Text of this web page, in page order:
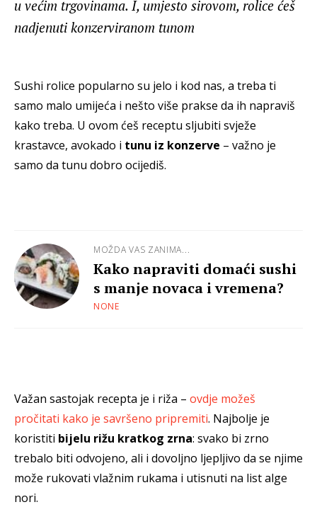
u većim trgovinama. I, umjesto sirovom, rolice ćeš
nadjenuti konzerviranom tunom
Sushi rolice popularno su jelo i kod nas, a treba ti
samo malo umijeća i nešto više prakse da ih napraviš
kako treba. U ovom ćeš receptu sljubiti svježe
krastavce, avokado i tunu iz konzerve – važno je
samo da tunu dobro ocijediš.
MOŽDA VAS ZANIMA...
Kako napraviti domaći sushi
s manje novaca i vremena?
NONE
Važan sastojak recepta je i riža – ovdje možeš
pročitati kako je savršeno pripremiti. Najbolje je
koristiti bijelu rižu kratkog zrna: svako bi zrno
trebalo biti odvojeno, ali i dovoljno ljepljivo da se njime
može rukovati vlažnim rukama i utisnuti na list alge
nori.